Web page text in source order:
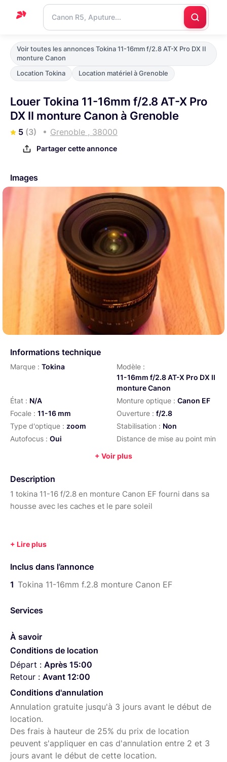
Accueil
Support
Blog
Nous
contacter
Voir toutes les annonces Tokina 11-16mm f/2.8 AT-X Pro DX II
monture Canon
Location Tokina
Location matériel à Grenoble
Louer Tokina 11-16mm f/2.8 AT-X Pro
DX II monture Canon à Grenoble
5 (3) Grenoble , 38000
Partager cette annonce
Images
Informations technique
Marque : Tokina
Modèle :
11-16mm f/2.8 AT-X Pro DX II
monture Canon
État : N/A Monture optique : Canon EF
Focale : 11-16 mm Ouverture : f/2.8
Type d'optique : zoom Stabilisation : Non
Autofocus : Oui
Distance de mise au point min
Poids :
+ Voir plus
Description
1 tokina 11-16 f/2.8 en monture Canon EF fourni dans sa
housse avec les caches et le pare soleil
Inclus dans l’annonce
1 Tokina 11-16mm f.2.8 monture Canon EF
Services
À savoir
Conditions de location
Départ : Après 15:00
Retour : Avant 12:00
Conditions d'annulation
Annulation gratuite jusqu'à 3 jours avant le début de
location.
Des frais à hauteur de 25% du prix de location
peuvent s'appliquer en cas d'annulation entre 2 et 3
jours avant le début de cette location.